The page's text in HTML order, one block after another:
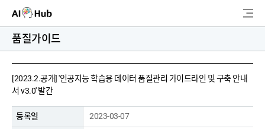
AI-Hub
AI 데이터찾기
검
품질가이드
[2023.2.공개] '인공지능 학습용 데이터 품질관리 가이드라인 및 구축 안내
서 v3.0' 발간
등록일 2023-03-07